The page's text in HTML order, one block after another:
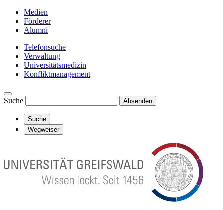
Medien
Förderer
Alumni
Telefonsuche
Verwaltung
Universitätsmedizin
Konfliktmanagement
Suche Absenden
Suche
Wegweiser